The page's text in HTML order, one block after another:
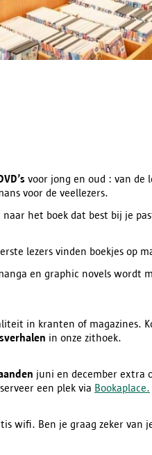
voor jong en oud : van de
voor de veellezers.
het boek dat best bij je
lezers vinden boekjes op
en graphic novels wordt
in kranten of magazines.
in onze zithoek.
juni en december extra
een plek via Bookaplace.
wifi. Ben je graag zeker van